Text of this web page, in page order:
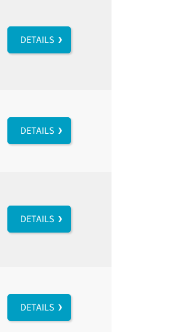
DETAILS
DETAILS
DETAILS
DETAILS